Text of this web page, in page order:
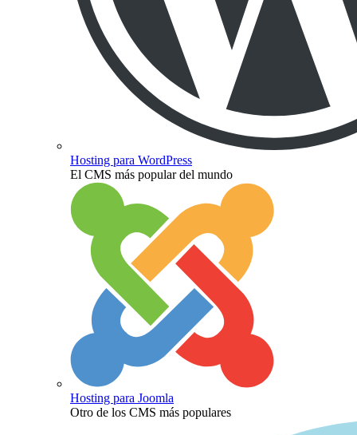
Hosting para WordPress
El CMS más popular del mundo
Hosting para Joomla
Otro de los CMS más populares